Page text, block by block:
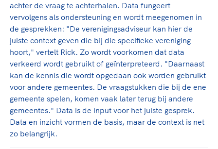
achter de vraag te achterhalen. Data fungeert
vervolgens als ondersteuning en wordt meegenomen in
de gesprekken: "De verenigingsadviseur kan hier de
juiste context geven die bij die specifieke vereniging
hoort," vertelt Rick. Zo wordt voorkomen dat data
verkeerd wordt gebruikt of geïnterpreteerd. "Daarnaast
kan de kennis die wordt opgedaan ook worden gebruikt
voor andere gemeentes. De vraagstukken die bij de ene
gemeente spelen, komen vaak later terug bij andere
gemeentes." Data is de input voor het juiste gesprek.
Data en inzicht vormen de basis, maar de context is net
zo belangrijk.